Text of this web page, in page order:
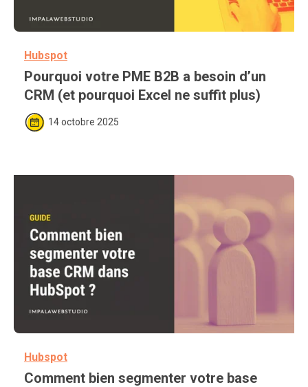
Hubspot
Pourquoi votre PME B2B a besoin d’un
CRM (et pourquoi Excel ne suffit plus)
14 octobre 2025
Hubspot
Comment bien segmenter votre base